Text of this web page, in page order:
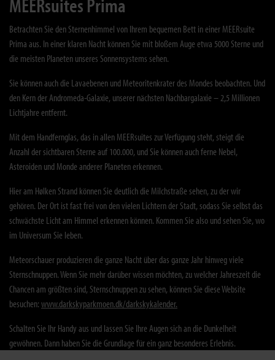
MEERsuites Prima
Betrachten Sie den Sternenhimmel von Ihrem bequemen Bett in einer MEERsuite
Prima aus. In einer klaren Nacht können Sie mit bloßem Auge etwa 5000 Sterne und
die meisten Planeten unseres Sonnensystems sehen.
Sie können auch die Lavaebenen und Meteoritenkrater des Mondes beobachten. Und
den Kern der Andromeda-Galaxie, unserer nächsten Nachbargalaxie – 2,5 Millionen
Lichtjahre entfernt.
Mit dem Handfernglas, das in allen MEERsuites zur Verfügung steht, steigt die
Anzahl der sichtbaren Sterne auf 100.000, und Sie können auch ferne Nebel,
Asteroiden und Monde anderer Planeten erkennen.
Hier am Hølken Strand können Sie deutlich die Milchstraße sehen, zu der wir
gehören. Der Ort ist fast frei von den vielen Lichtern der Stadt, sodass Sie selbst das
schwächste Licht am Himmel erkennen können. Kommen Sie also und sehen Sie, wo
im Universum Sie leben.
Meteorschauer produzieren die ganze Nacht über das ganze Jahr hinweg viele
Sternschnuppen. Wenn Sie mehr darüber wissen möchten, zu welcher Jahreszeit die
Chancen am größten sind, Sternschnuppen zu sehen, können Sie diese Website
besuchen: www.darkskyparkmoen.dk/darkskykalender.
Schalten Sie Ihr Handy aus und lassen Sie Ihre Augen sich an die Dunkelheit
gewöhnen. Dann haben Sie die Grundlage für ein ganz besonderes Erlebnis.